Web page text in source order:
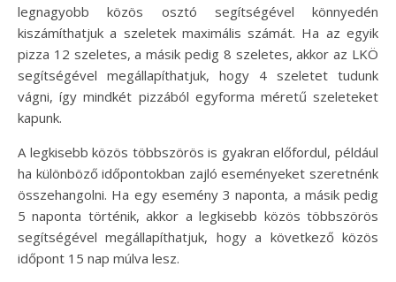
legnagyobb közös osztó segítségével könnyedén
kiszámíthatjuk a szeletek maximális számát. Ha az egyik
pizza 12 szeletes, a másik pedig 8 szeletes, akkor az LKÖ
segítségével megállapíthatjuk, hogy 4 szeletet tudunk
vágni, így mindkét pizzából egyforma méretű szeleteket
kapunk.
A legkisebb közös többszörös is gyakran előfordul, például
ha különböző időpontokban zajló eseményeket szeretnénk
összehangolni. Ha egy esemény 3 naponta, a másik pedig
5 naponta történik, akkor a legkisebb közös többszörös
segítségével megállapíthatjuk, hogy a következő közös
időpont 15 nap múlva lesz.